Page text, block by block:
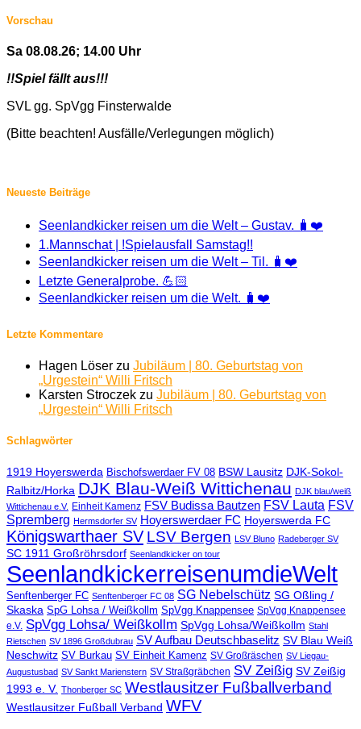
Vorschau
Sa 08.08.26; 14.00 Uhr
!!Spiel fällt aus!!!
SVL gg. SpVgg Finsterwalde
(Bitte beachten! Ausfälle/Verlegungen möglich)
Neueste Beiträge
Seenlandkicker reisen um die Welt – Gustav. 🧳❤️
1.Mannschat | !Spielausfall Samstag!!
Seenlandkicker reisen um die Welt – Til. 🧳❤️
Letzte Generalprobe. 💪🏻
Seenlandkicker reisen um die Welt. 🧳❤️
Letzte Kommentare
Hagen Löser zu Jubiläum | 80. Geburtstag von
„Urgestein“ Willi Fritsch
Karsten Stroczek zu Jubiläum | 80. Geburtstag von
„Urgestein“ Willi Fritsch
Schlagwörter
1919 Hoyerswerda Bischofswerdaer FV 08 BSW Lausitz DJK-Sokol-
Ralbitz/Horka DJK Blau-Weiß Wittichenau DJK blau/weiß
Wittichenau e.V. Einheit Kamenz FSV Budissa Bautzen FSV Lauta FSV
Spremberg Hermsdorfer SV Hoyerswerdaer FC Hoyerswerda FC
Königswarthaer SV LSV Bergen LSV Bluno Radeberger SV
SC 1911 Großröhrsdorf Seenlandkicker on tour
SeenlandkickerreisenumdieWelt
Senftenberger FC Senftenberger FC 08 SG Nebelschütz SG Oßling /
Skaska SpG Lohsa / Weißkollm SpVgg Knappensee SpVgg Knappensee
e.V. SpVgg Lohsa/ Weißkollm SpVgg Lohsa/Weißkollm Stahl
Rietschen SV 1896 Großdubrau SV Aufbau Deutschbaselitz SV Blau Weiß
Neschwitz SV Burkau SV Einheit Kamenz SV Großräschen SV Liegau-
Augustusbad SV Sankt Marienstern SV Straßgräbchen SV Zeißig SV Zeißig
1993 e. V. Thonberger SC Westlausitzer Fußballverband
Westlausitzer Fußball Verband WFV